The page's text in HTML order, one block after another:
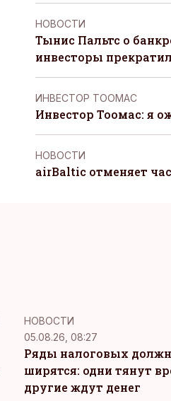
НОВОСТИ
Тынис Пальтс о
инвесторы
ИНВЕСТОР ТООМАС
Инвестор Тоомас: я
НОВОСТИ
airBaltic отменяет
НОВОСТИ
05.08.26, 08:27
Ряды налоговых
ширятся: одни тянут
другие ждут денег